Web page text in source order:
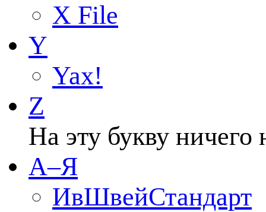
X File
Y
Yax!
Z
На эту букву ничего
А–Я
ИвШвейСтандарт